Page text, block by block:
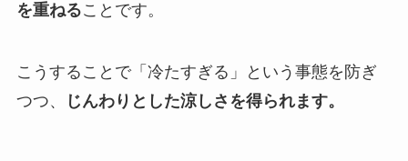
を重ねることです。
こうすることで「冷たすぎる」という事態を防ぎ
つつ、
じんわりとした涼しさを得られます。